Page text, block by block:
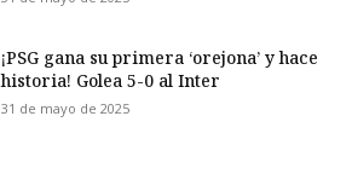
¡PSG gana su primera ‘orejona’ y hace
historia! Golea 5-0 al Inter
31 de mayo de 2025